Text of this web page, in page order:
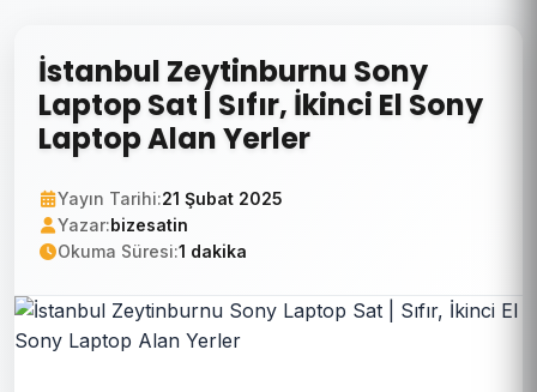
İstanbul Zeytinburnu Sony
Laptop Sat | Sıfır, İkinci El Sony
Laptop Alan Yerler
Yayın Tarihi:21 Şubat 2025
Yazar:bizesatin
Okuma Süresi:1 dakika